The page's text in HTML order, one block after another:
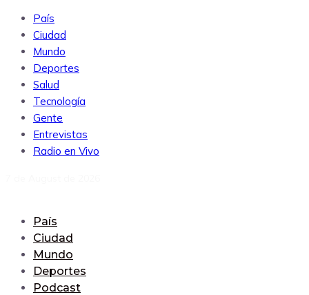
País
Ciudad
Mundo
Deportes
Salud
Tecnología
Gente
Entrevistas
Radio en Vivo
País
Ciudad
Mundo
Deportes
Podcast